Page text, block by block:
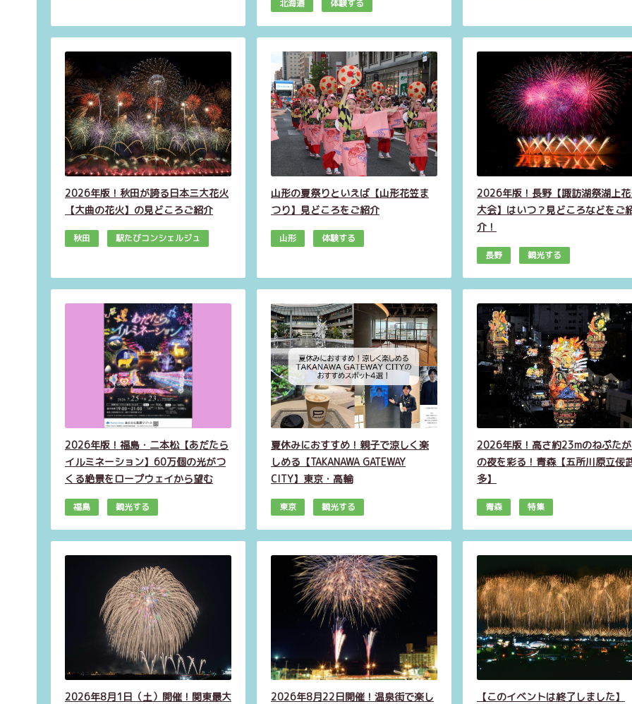
北海道 体験する
2026年版！秋田が誇る日本三大花火
【大曲の花火】の見どころご紹介
秋田 駅たびコンシェルジュ
山形の夏祭りといえば【山形花笠ま
つり】見どころをご紹介
山形 体験する
2026年版！長野【諏訪湖祭湖上
大会】はいつ？見どころなどをご
介！
長野 観光する
2026年版！福島・二本松【あだたら
イルミネーション】60万個の光がつ
くる絶景をロープウェイから望む
福島 観光する
夏休みにおすすめ！親子で涼しく楽
しめる【TAKANAWA GATEWAY
CITY】東京・高輪
東京 観光する
2026年版！高さ約23mのねぷた
の夜を彩る！青森【五所川原立佞
多】
青森 特集
2026年8月1日（土）開催！関東最大
2026年8月22日開催！温泉街で楽し
【このイベントは終了しました】